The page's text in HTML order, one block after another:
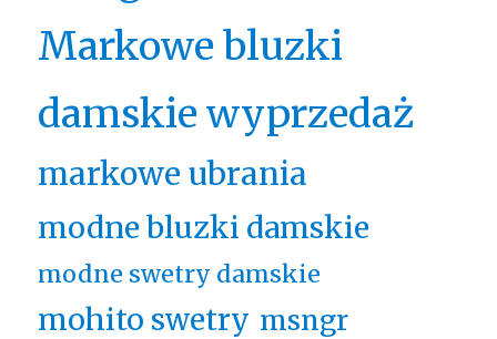
Markowe bluzki
damskie wyprzedaż
markowe ubrania
modne bluzki damskie
modne swetry damskie
mohito swetry msngr